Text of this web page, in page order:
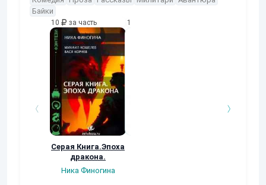
Байки
10 за часть
Серая Книга.Эпоха
дракона.
Ника Финогина
10